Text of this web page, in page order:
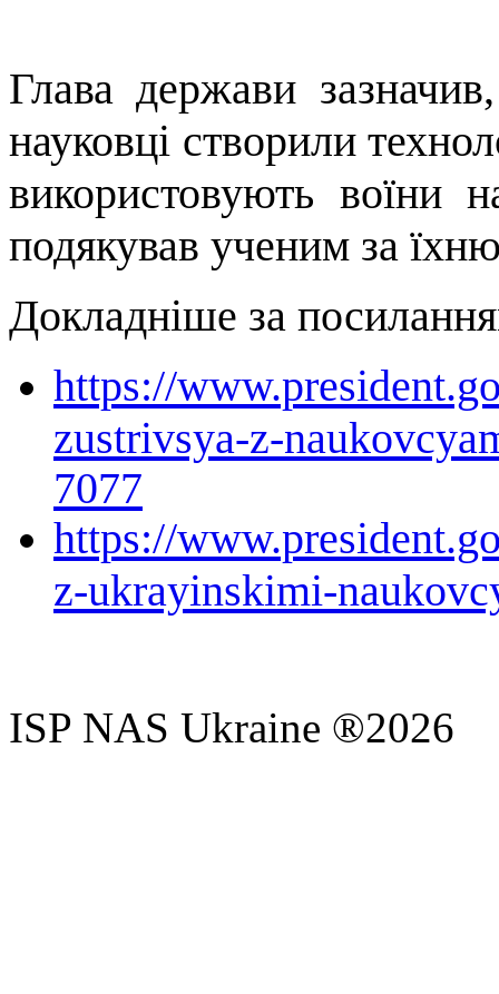
Глава держави
науковці створили
використовують воїни
подякував ученим за
Докладніше за
https://
zustrivsya-z-
7077
https://
z-ukrayinskimi-
ISP NAS Ukraine ®2026